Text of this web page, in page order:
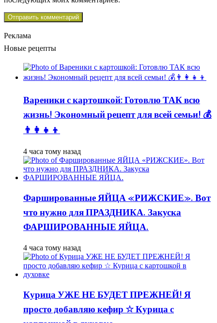
Реклама
Новые рецепты
Вареники с картошкой: Готовлю ТАК всю
жизнь! Экономный рецепт для всей семьи! 💰
👨👩👧👦
4 часа тому назад
Фаршированные ЯЙЦА «РИЖСКИЕ». Вот
что нужно для ПРАЗДНИКА. Закуска
ФАРШИРОВАННЫЕ ЯЙЦА.
4 часа тому назад
Курица УЖЕ НЕ БУДЕТ ПРЕЖНЕЙ! Я
просто добавляю кефир ☆ Курица с